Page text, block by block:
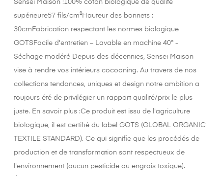
Sensei Maison :100% coton biologique de qualité
supérieure57 fils/cm²Hauteur des bonnets :
30cmFabrication respectant les normes biologique
GOTSFacile d'entretien – Lavable en machine 40° -
Séchage modéré Depuis des décennies, Sensei Maison
vise à rendre vos intérieurs cocooning. Au travers de nos
collections tendances, uniques et design notre ambition a
toujours été de privilégier un rapport qualité/prix le plus
juste. En savoir plus :Ce produit est issu de l'agriculture
biologique, il est certifié du label GOTS (GLOBAL ORGANIC
TEXTILE STANDARD). Ce qui signifie que les procédés de
production et de transformation sont respectueux de
l'environnement (aucun pesticide ou engrais toxique).